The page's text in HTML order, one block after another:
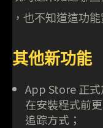
，也不知道這功
其他新功能
App Store 正
在安裝程式前
追踪方式；